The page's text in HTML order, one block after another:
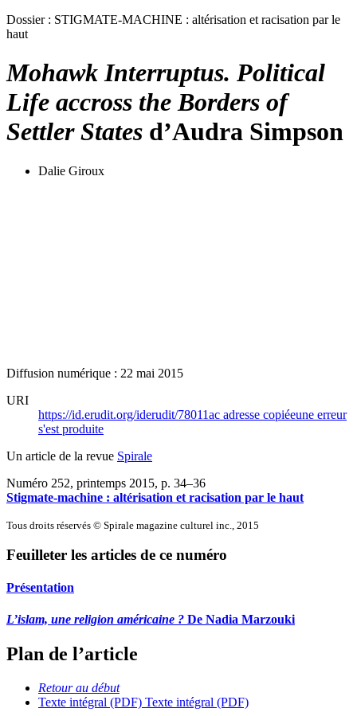
Dossier : STIGMATE-MACHINE : altérisation et racisation par le
haut
Mohawk Interruptus. Political
Life accross the Borders of
Settler States d’Audra Simpson
Dalie Giroux
Diffusion numérique : 22 mai 2015
URI
https://id.erudit.org/iderudit/78011ac adresse copiéeune erreur
s'est produite
Un article de la revue Spirale
Numéro 252, printemps 2015, p. 34–36
Stigmate-machine : altérisation et racisation par le haut
Tous droits réservés © Spirale magazine culturel inc., 2015
Feuilleter les articles de ce numéro
Présentation
L’islam, une religion américaine ? De Nadia Marzouki
Plan de l’article
Retour au début
Texte intégral (PDF) Texte intégral (PDF)